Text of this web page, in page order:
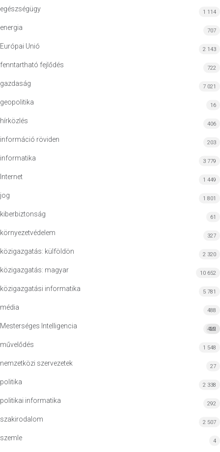
egészségügy 1 114
energia 707
Európai Unió 2 143
fenntartható fejlődés 722
gazdaság 7 021
geopolitika 16
hírközlés 406
információ röviden 203
informatika 3 779
Internet 1 449
jog 1 801
kiberbiztonság 61
környezetvédelem 327
közigazgatás: külföldön 2 320
közigazgatás: magyar 10 652
közigazgatási informatika 5 781
média 488
Mesterséges Intelligencia MI
422
művelődés 1 548
nemzetközi szervezetek 27
politika 2 338
politikai informatika 292
szakirodalom 2 507
szemle 4